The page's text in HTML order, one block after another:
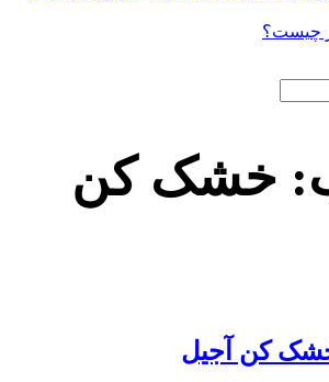
چیست؟
خشک کن
خشک کن آجیل